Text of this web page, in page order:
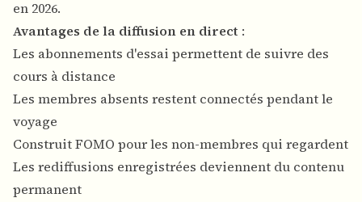
en 2026.
Avantages de la diffusion en direct :
Les abonnements d'essai permettent de suivre des
cours à distance
Les membres absents restent connectés pendant le
voyage
Construit FOMO pour les non-membres qui regardent
Les rediffusions enregistrées deviennent du contenu
permanent